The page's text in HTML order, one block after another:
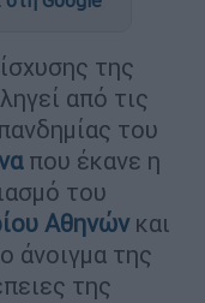
της
από τις
του
που έκανε η
του
Αθηνώνκαι
άνοιγμα της
της